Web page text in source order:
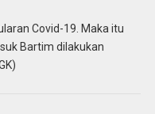
Covid-19. Maka itu
Bartim dilakukan